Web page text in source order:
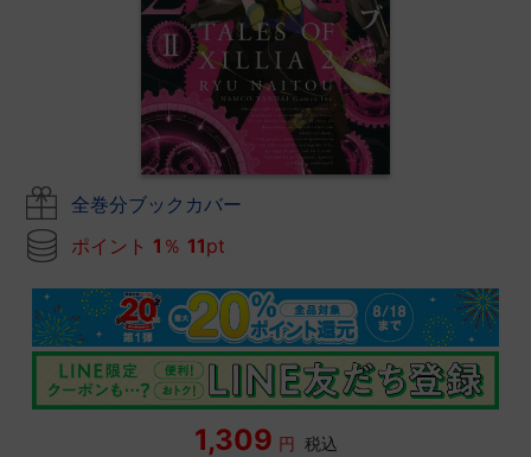
全巻分ブックカバー
ポイント 1 ％ 11pt
1,309 円 税込